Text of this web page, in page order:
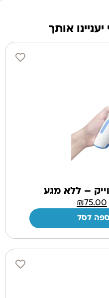
אותך
– ללא מגע
₪75.00
לסל